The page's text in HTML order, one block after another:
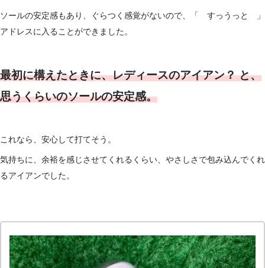
ソールの安定感もあり、ぐらつく感覚がないので、「 すっうっと 」
アドレスに入ることができました。
最初に構えたときに、レディースのアイアン？ と、
思うくらいのソールの安定感。
これなら、安心して打てそう。
気持ちに、余裕を感じさせてくれるくらい、やさしさで包み込んでくれ
るアイアンでした。